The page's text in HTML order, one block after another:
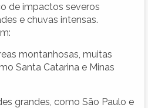
de impactos severos
e chuvas intensas.
montanhosas, muitas
Santa Catarina e Minas
grandes, como São Paulo e